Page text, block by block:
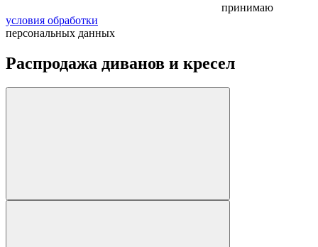
принимаю
условия обработки
персональных данных
Распродажа диванов и кресел